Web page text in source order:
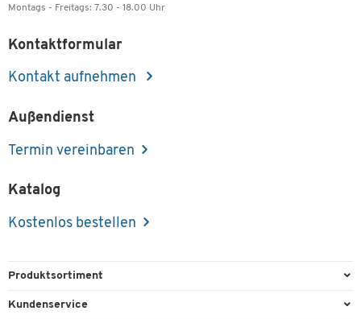
Montags - Freitags: 7.30 - 18.00 Uhr
Kontaktformular
Kontakt aufnehmen
Außendienst
Termin vereinbaren
Katalog
Kostenlos bestellen
Produktsortiment
Büroausstattung
Kundenservice